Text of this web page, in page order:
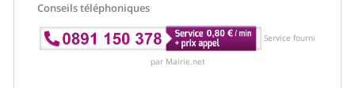
Conseils téléphoniques
Service fourni
par Mairie.net